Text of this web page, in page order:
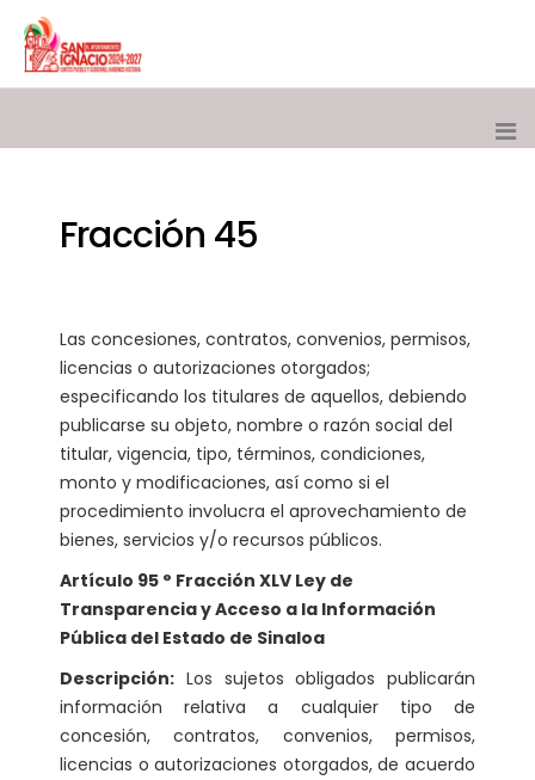
Fracción 45
Las concesiones, contratos, convenios, permisos,
licencias o autorizaciones otorgados;
especificando los titulares de aquellos, debiendo
publicarse su objeto, nombre o razón social del
titular, vigencia, tipo, términos, condiciones,
monto y modificaciones, así como si el
procedimiento involucra el aprovechamiento de
bienes, servicios y/o recursos públicos.
Artículo 95 ° Fracción XLV Ley de
Transparencia y Acceso a la Información
Pública del Estado de Sinaloa
Descripción: Los sujetos obligados publicarán
información relativa a cualquier tipo de
concesión, contratos, convenios, permisos,
licencias o autorizaciones otorgados, de acuerdo